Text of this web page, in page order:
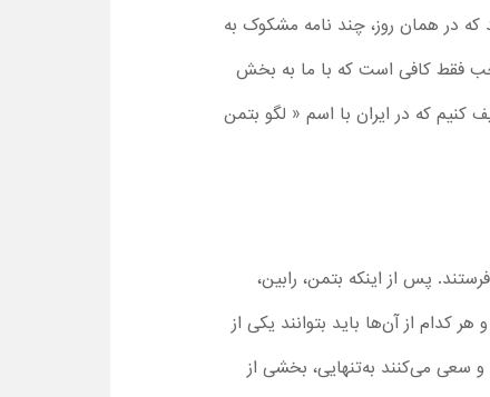
در همان روز، چند نامه مشکوک به
فقط کافی است که با ما به بخش
کنیم که در ایران با اسم « لگو بتمن
پس از اینکه بتمن، رابین،
جاهای مختلف شهر قرار داده و هر کدام از آن‌ها باید بتوانند یکی از
سعی می‌کنند به‌تنهایی، بخشی از